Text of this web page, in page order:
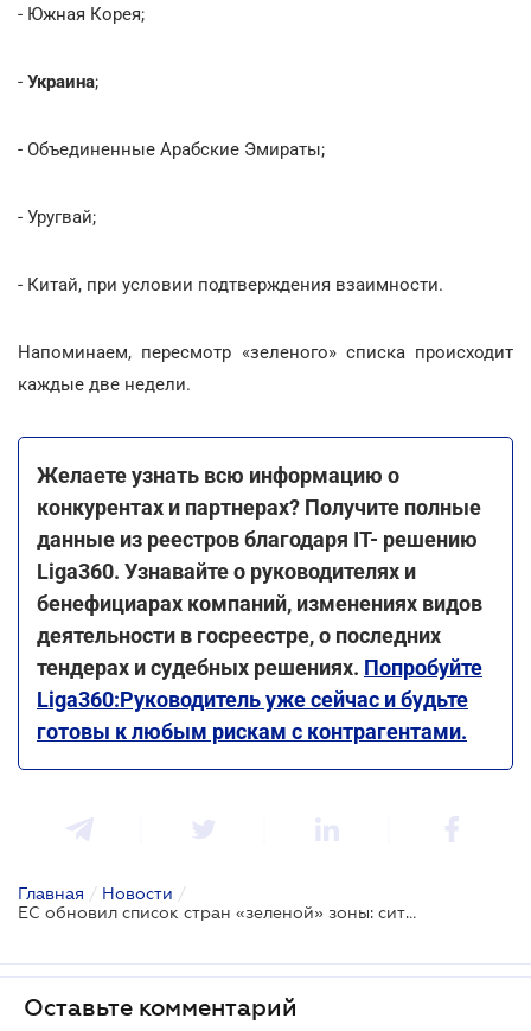
- Южная Корея;
- Украина;
- Объединенные Арабские Эмираты;
- Уругвай;
- Китай, при условии подтверждения взаимности.
Напоминаем, пересмотр «зеленого» списка происходит
каждые две недели.
Желаете узнать всю информацию о
конкурентах и партнерах? Получите полные
данные из реестров благодаря IT- решению
Liga360. Узнавайте о руководителях и
бенефициарах компаний, изменениях видов
деятельности в госреестре, о последних
тендерах и судебных решениях. Попробуйте
Liga360:Руководитель уже сейчас и будьте
готовы к любым рискам с контрагентами.
Главная / Новости /
ЕС обновил список стран «зеленой» зоны: ситуация с Украиной не изменилась
Оставьте комментарий